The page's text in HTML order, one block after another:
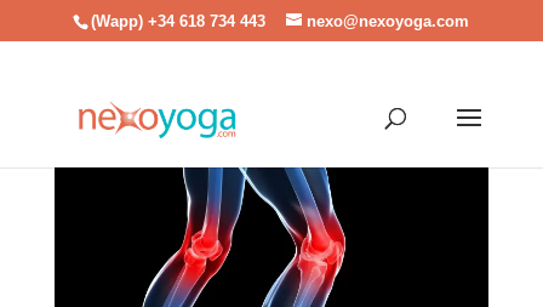
(Wapp) +34 618 734 443 nexo@nexoyoga.com